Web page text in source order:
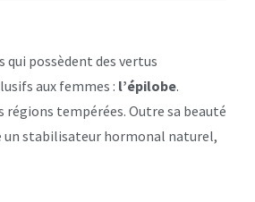
qui possèdent des vertus
aux femmes : l’épilobe.
tempérées. Outre sa beauté
un stabilisateur hormonal naturel,